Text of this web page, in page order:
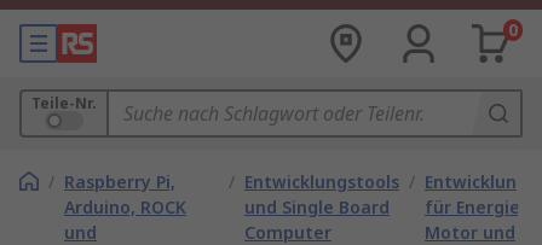
0
Teile-Nr.
/ Raspberry Pi,
Arduino, ROCK
und
/ Entwicklungstools
und Single Board
Computer
/
für Energie,
Motor und